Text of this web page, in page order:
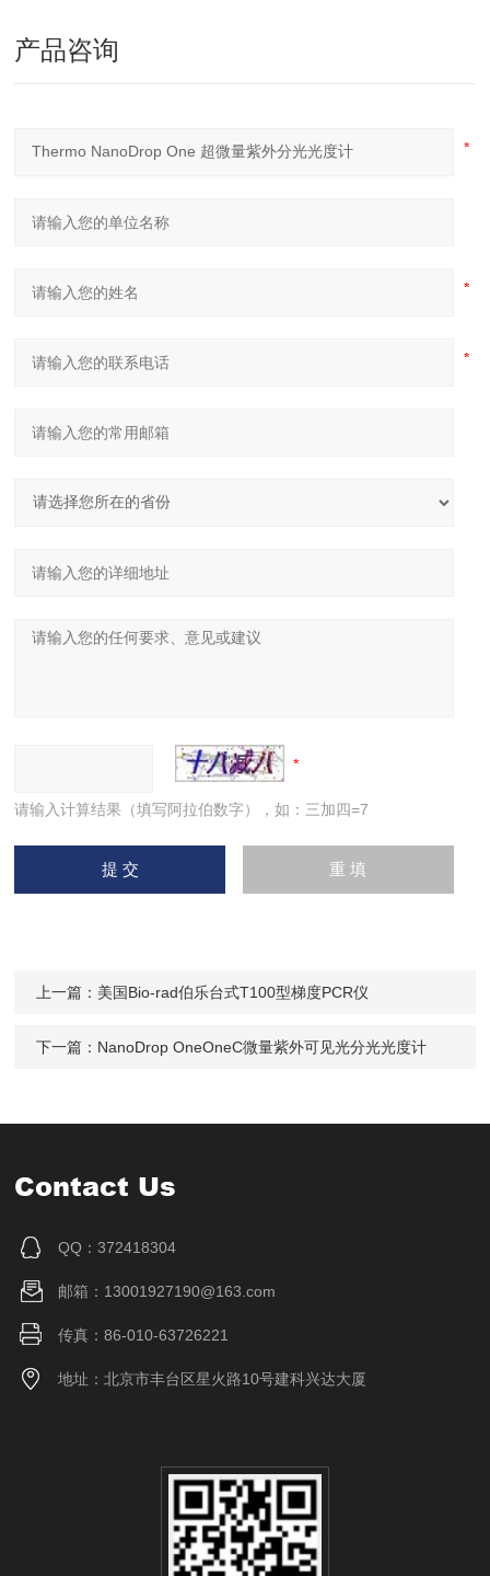
产品咨询
请输入计算结果（填写阿拉伯数字），如：三加四=7
上一篇： 美国Bio-rad伯乐台式T100型梯度PCR仪
下一篇： NanoDrop OneOneC微量紫外可见光分光光度计
Contact Us
QQ：372418304
邮箱：13001927190@163.com
传真：86-010-63726221
地址：北京市丰台区星火路10号建科兴达大厦